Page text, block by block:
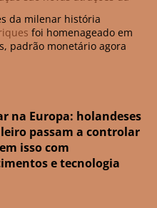
da milenar história
foi homenageado em
padrão monetário agora
na Europa: holandeses
passam a controlar
isso com
e tecnologia